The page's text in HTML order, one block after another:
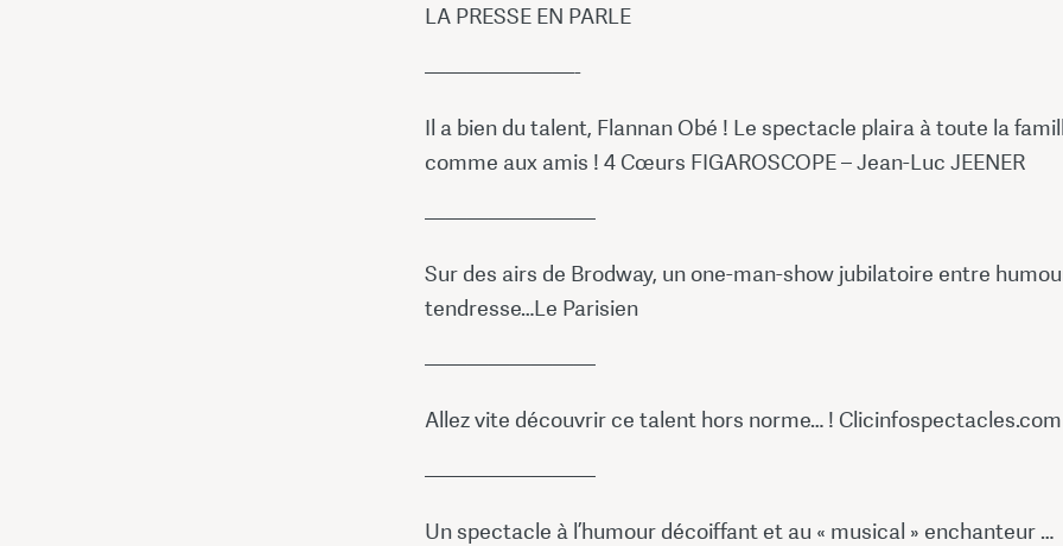
LA PRESSE EN PARLE
———————-
Il a bien du talent, Flannan Obé ! Le spectacle plaira à toute la
comme aux amis ! 4 Cœurs FIGAROSCOPE – Jean-Luc JEENER
————————
Sur des airs de Brodway, un one-man-show jubilatoire entre
tendresse…Le Parisien
————————
Allez vite découvrir ce talent hors norme… ! Clicinfospectacles.com
————————
Un spectacle à l’humour décoiffant et au « musical » enchanteur …